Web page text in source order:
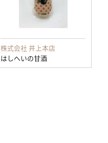
株式会社 井上本店
はしへいの甘酒